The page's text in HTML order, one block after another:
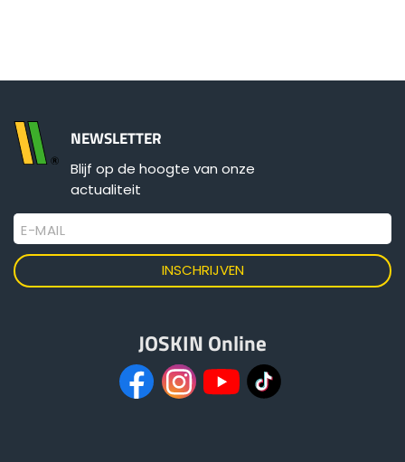
NEWSLETTER
Blijf op de hoogte van onze
actualiteit
E-MAIL
JOSKIN Online